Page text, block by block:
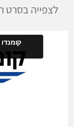
לצפייה בסרט